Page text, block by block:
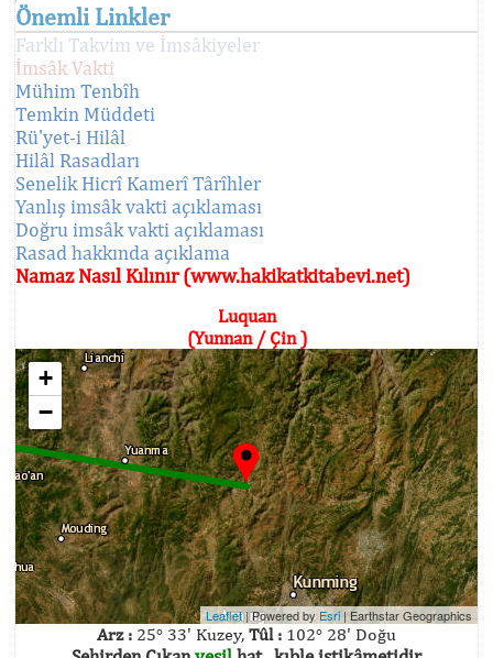
Önemli Linkler
Farklı Takvim ve İmsâkiyeler
İmsâk Vakti
Mühim Tenbîh
Temkin Müddeti
Rü'yet-i Hilâl
Hilâl Rasadları
Senelik Hicrî Kamerî Târîhler
Yanlış imsâk vakti açıklaması
Doğru imsâk vakti açıklaması
Rasad hakkında açıklama
Namaz Nasıl Kılınır (www.hakikatkitabevi.net)
Luquan
(Yunnan / Çin )
+
−
Leaflet| Powered by Esri|Earthstar Geographics
Arz : 25° 33' Kuzey, Tûl : 102° 28' Doğu